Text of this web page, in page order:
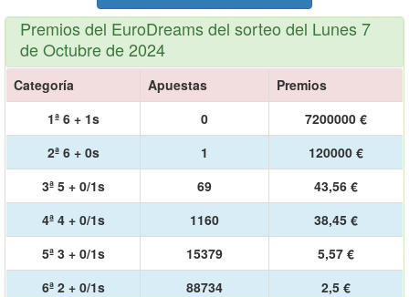
Premios del EuroDreams del sorteo del Lunes 7
de Octubre de 2024
Categoría Apuestas
Premios
1ª 6 + 1s
0
7200000 €
2ª 6 + 0s
1
120000 €
3ª 5 + 0/1s
69
43,56 €
4ª 4 + 0/1s
1160
38,45 €
5ª 3 + 0/1s
15379
5,57 €
6ª 2 + 0/1s
88734 2,5 €